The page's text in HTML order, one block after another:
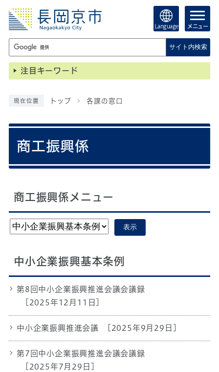
Language メニュー
サイト内検索
注目キーワード
現在位置 トップ 各課の窓口
商工振興係
商工振興係メニュー
表示
中小企業振興基本条例
第8回中小企業振興推進会議会議録
[2025年12月11日]
中小企業振興推進会議 [2025年9月29日]
第7回中小企業振興推進会議会議録
[2025年7月29日]